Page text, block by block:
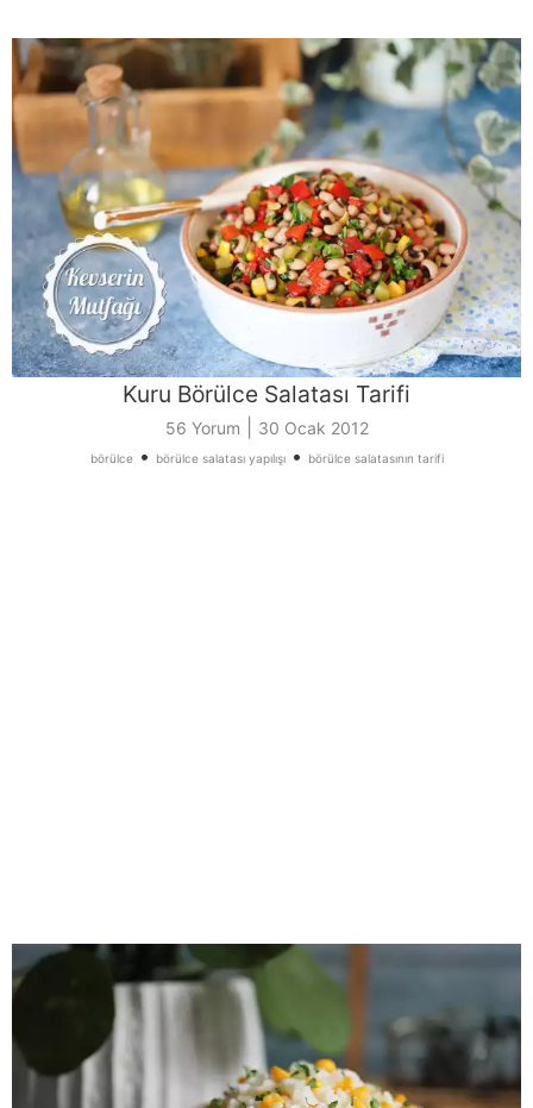
Kuru Börülce Salatası Tarifi
56 Yorum 30 Ocak 2012
börülce• börülce salatası yapılışı• börülce salatasının tarifi